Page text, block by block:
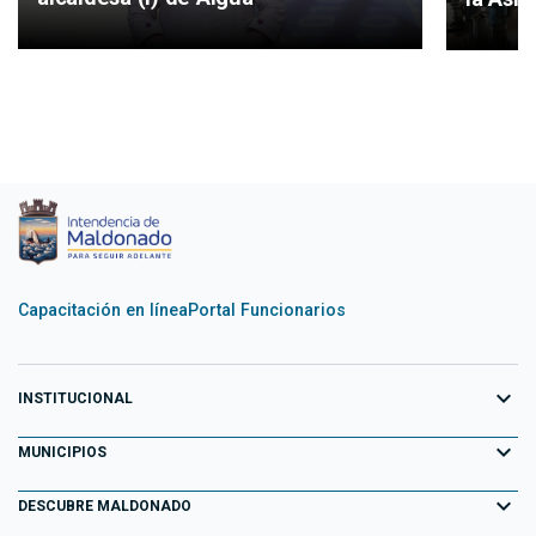
Capacitación en líneaPortal Funcionarios
INSTITUCIONAL expand_more
Equipo de Gobierno
Primeros 100 días
MUNICIPIOS expand_more
Aiguá
DESCUBRE MALDONADO expand_more